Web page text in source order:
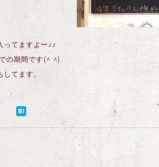
ってますよー♪♪
の期間です(^ ^)
てます。